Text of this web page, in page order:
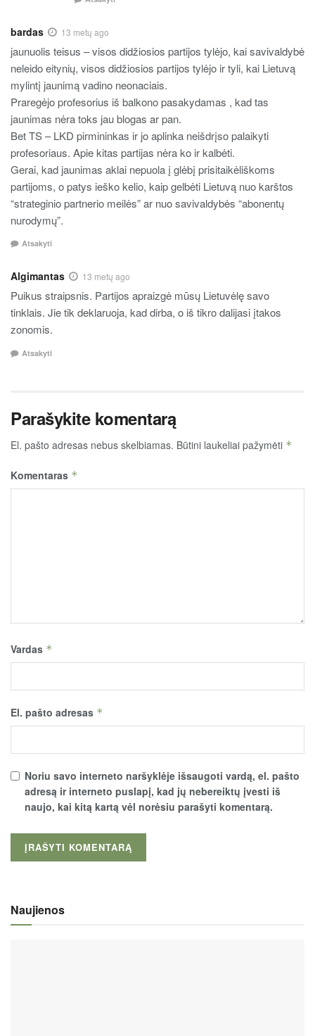
bardas 13 metų ago
jaunuolis teisus – visos didžiosios partijos tylėjo, kai savivaldybė
neleido eitynių, visos didžiosios partijos tylėjo ir tyli, kai Lietuvą
mylintį jaunimą vadino neonaciais.
Praregėjo profesorius iš balkono pasakydamas , kad tas
jaunimas nėra toks jau blogas ar pan.
Bet TS – LKD pirmininkas ir jo aplinka neišdrįso palaikyti
profesoriaus. Apie kitas partijas nėra ko ir kalbėti.
Gerai, kad jaunimas aklai nepuola į glėbį prisitaikėliškoms
partijoms, o patys ieško kelio, kaip gelbėti Lietuvą nuo karštos
“strateginio partnerio meilės” ar nuo savivaldybės “abonentų
nurodymų”.
Atsakyti
Algimantas 13 metų ago
Puikus straipsnis. Partijos apraizgė mūsų Lietuvėlę savo
tinklais. Jie tik deklaruoja, kad dirba, o iš tikro dalijasi įtakos
zonomis.
Atsakyti
Parašykite komentarą
El. pašto adresas nebus skelbiamas. Būtini laukeliai pažymėti *
Komentaras *
Vardas *
El. pašto adresas *
Noriu savo interneto naršyklėje išsaugoti vardą, el. pašto
adresą ir interneto puslapį, kad jų nebereiktų įvesti iš
naujo, kai kitą kartą vėl norėsiu parašyti komentarą.
Naujienos